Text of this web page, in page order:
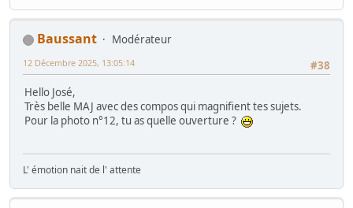
Baussant
Modérateur
#38
12 Décembre 2025, 13:05:14
Hello José,
Très belle MAJ avec des compos qui magnifient tes sujets.
Pour la photo n°12, tu as quelle ouverture ?
L' émotion nait de l' attente